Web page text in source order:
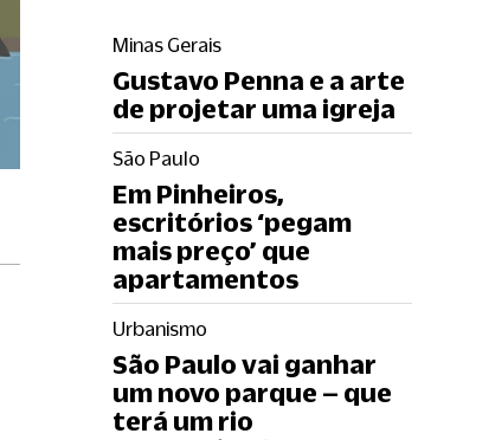
Minas Gerais
Gustavo Penna e a arte
de projetar uma igreja
São Paulo
Em Pinheiros,
escritórios ‘pegam
mais preço’ que
apartamentos
Urbanismo
São Paulo vai ganhar
um novo parque – que
terá um rio